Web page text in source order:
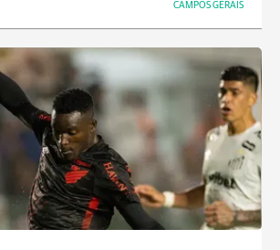
CAMPOS GERAIS